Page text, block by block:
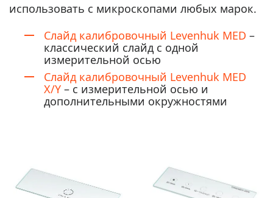
использовать с микроскопами любых марок.
Слайд калибровочный Levenhuk MED –
классический слайд с одной
измерительной осью
Слайд калибровочный Levenhuk MED
X/Y – с измерительной осью и
дополнительными окружностями